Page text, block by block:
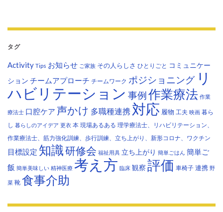
タグ
Activity Tips お知らせ ご家族 その人らしさ ひとりごと コミュニケー
ション チームアプローチ チームワーク ポジショニング リ
ハビリテーション 事例作業療法 作業
療法士 口腔ケア 声かけ 多職種連携 対応 履物 工夫 映画 暮ら
し 暮らしのアイデア 更衣 本 現場あるある 理学療法士、リハビリテーション、
作業療法士、筋力強化訓練、歩行訓練、立ち上がり、新形コロナ、ワクチン
目標設定 知識研修会 福祉用具 立ち上がり 簡単ごはん 簡単ご
飯 簡単美味しい 精神医療 考え方 臨床 観察 評価 車椅子 連携 野
菜 靴 食事介助